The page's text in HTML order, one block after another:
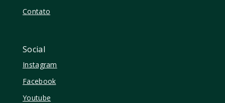
Contato
Social
Instagram
Facebook
Youtube